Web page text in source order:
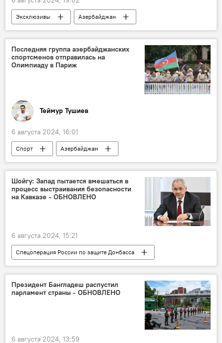
Эксклюзивы
Азербайджан
Страхование
Ответственность
Бюро обязательного страхования
Система
автотранспорт
освобожденные земли
Последняя группа азербайджанских
спортсменов отправилась на
Олимпиаду в Париж
Теймур Тушиев
6 августа 2024, 16:01
Спорт
Азербайджан
Олимпиада-2024
Франция
Париж
Гимнастика
Вольная борьба
Тхэквондо
Шойгу: Запад пытается вмешаться в
процесс выстраивания безопасности
на Кавказе - ОБНОВЛЕНО
6 августа 2024, 15:21
Спецоперация России по защите Донбасса
Россия
Совбез РФ
Сергей Шойгу
Иран
Спецоперация
Переговоры
Президент Бангладеш распустил
парламент страны - ОБНОВЛЕНО
6 августа 2024, 13:59